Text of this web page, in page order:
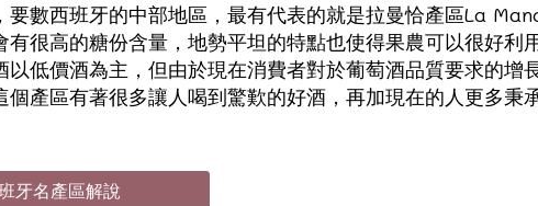
數西班牙的中部地區，最有代表的就是拉曼恰產區La
很高的糖份含量，地勢平坦的特點也使得果農可以很好利
低價酒為主，但由於現在消費者對於葡萄酒品質要求的增
產區有著很多讓人喝到驚歎的好酒，再加現在的人更多秉
牙名產區解說